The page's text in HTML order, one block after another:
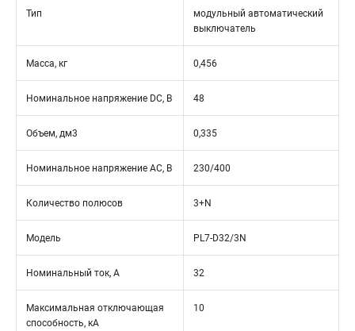
Тип
модульный автоматический
выключатель
Масса, кг 0,456
Номинальное напряжение DC, В 48
Объем, дм3 0,335
Номинальное напряжение АС, В 230/400
Количество полюсов 3+N
Модель PL7-D32/3N
Номинальный ток, А 32
Максимальная отключающая
способность, кА
10